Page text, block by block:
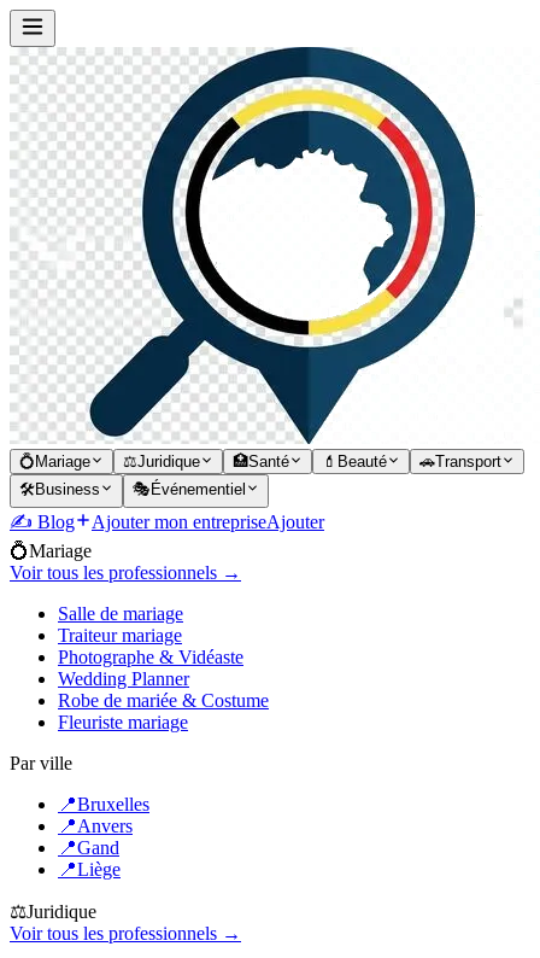
💍 Mariage ⚖️Juridique 🏥Santé 💄 Beauté 🚗Transport
🛠️Business 🎭 Événementiel
✍️ Blog Ajouter mon entrepriseAjouter
💍Mariage
Voir tous les professionnels →
Salle de mariage
Traiteur mariage
Photographe & Vidéaste
Wedding Planner
Robe de mariée & Costume
Fleuriste mariage
Par ville
📍Bruxelles
📍Anvers
📍Gand
📍Liège
⚖️Juridique
Voir tous les professionnels →